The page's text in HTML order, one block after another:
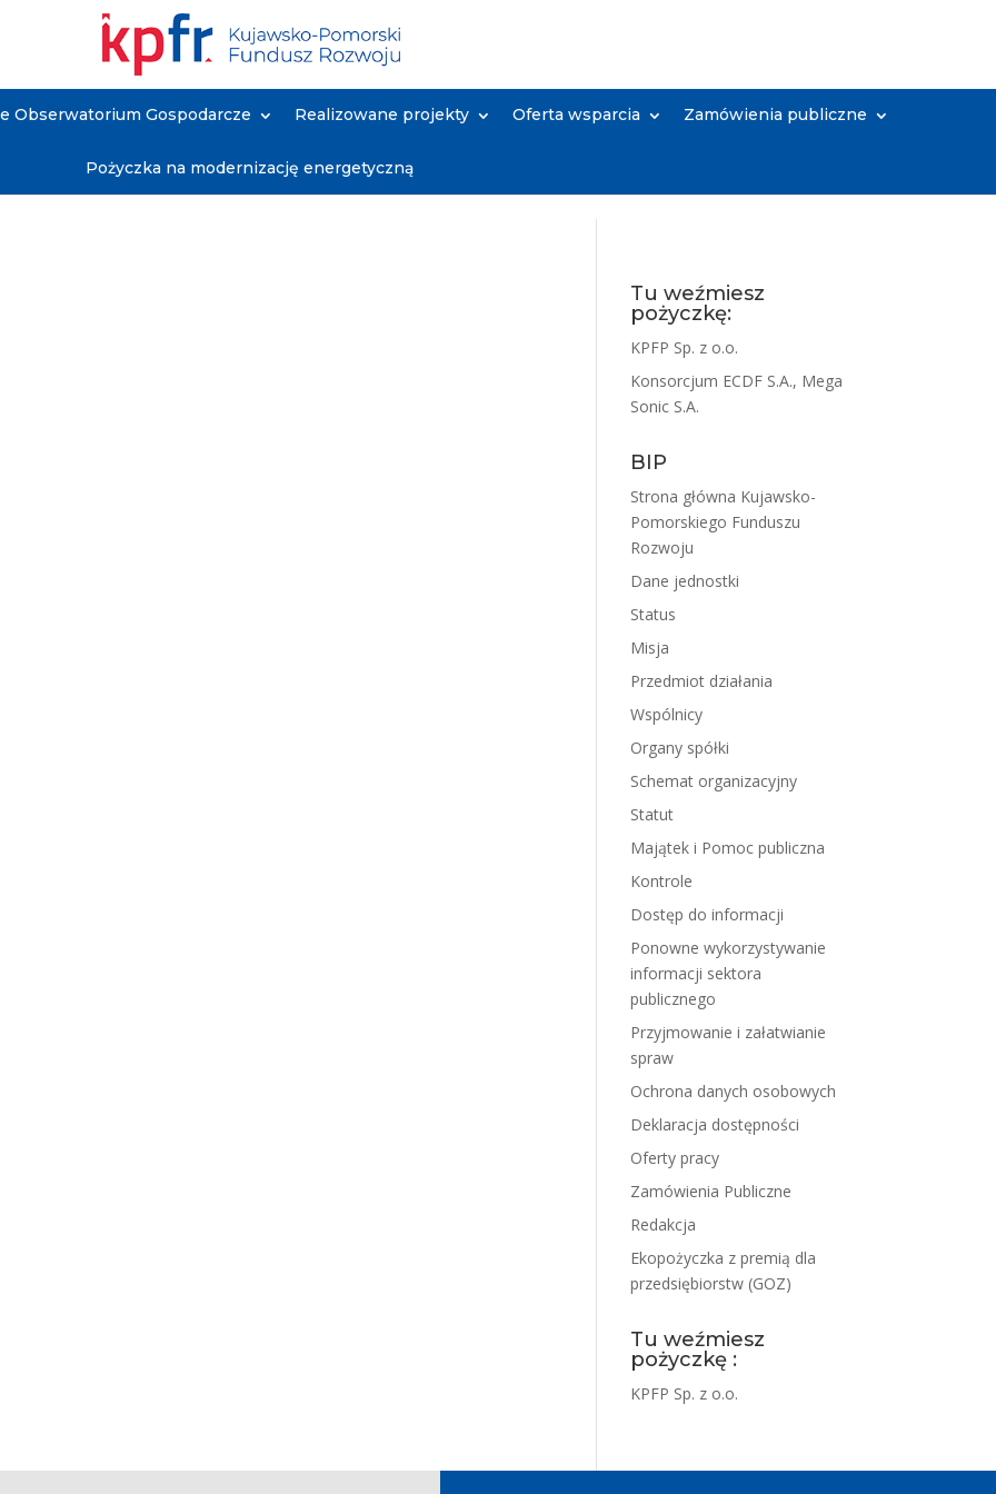
Obserwatorium Gospodarcze Realizowane projekty Oferta wsparcia Zamówienia publiczne
Pożyczka na modernizację energetyczną
Tu weźmiesz
pożyczkę:
KPFP Sp. z o.o.
Konsorcjum ECDF S.A., Mega
Sonic S.A.
BIP
Strona główna Kujawsko-
Pomorskiego Funduszu
Rozwoju
Dane jednostki
Status
Misja
Przedmiot działania
Wspólnicy
Organy spółki
Schemat organizacyjny
Statut
Majątek i Pomoc publiczna
Kontrole
Dostęp do informacji
Ponowne wykorzystywanie
informacji sektora
publicznego
Przyjmowanie i załatwianie
spraw
Ochrona danych osobowych
Deklaracja dostępności
Oferty pracy
Zamówienia Publiczne
Redakcja
Ekopożyczka z premią dla
przedsiębiorstw (GOZ)
Tu weźmiesz
pożyczkę :
KPFP Sp. z o.o.